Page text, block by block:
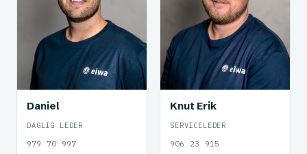
Daniel
DAGLIG LEDER
979 70 997
Knut Erik
SERVICELEDER
906 23 915